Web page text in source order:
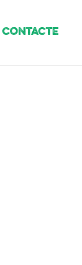
Contacte